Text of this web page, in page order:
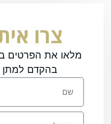
צרו
מלאו את הפרטים
בהקדם למתן